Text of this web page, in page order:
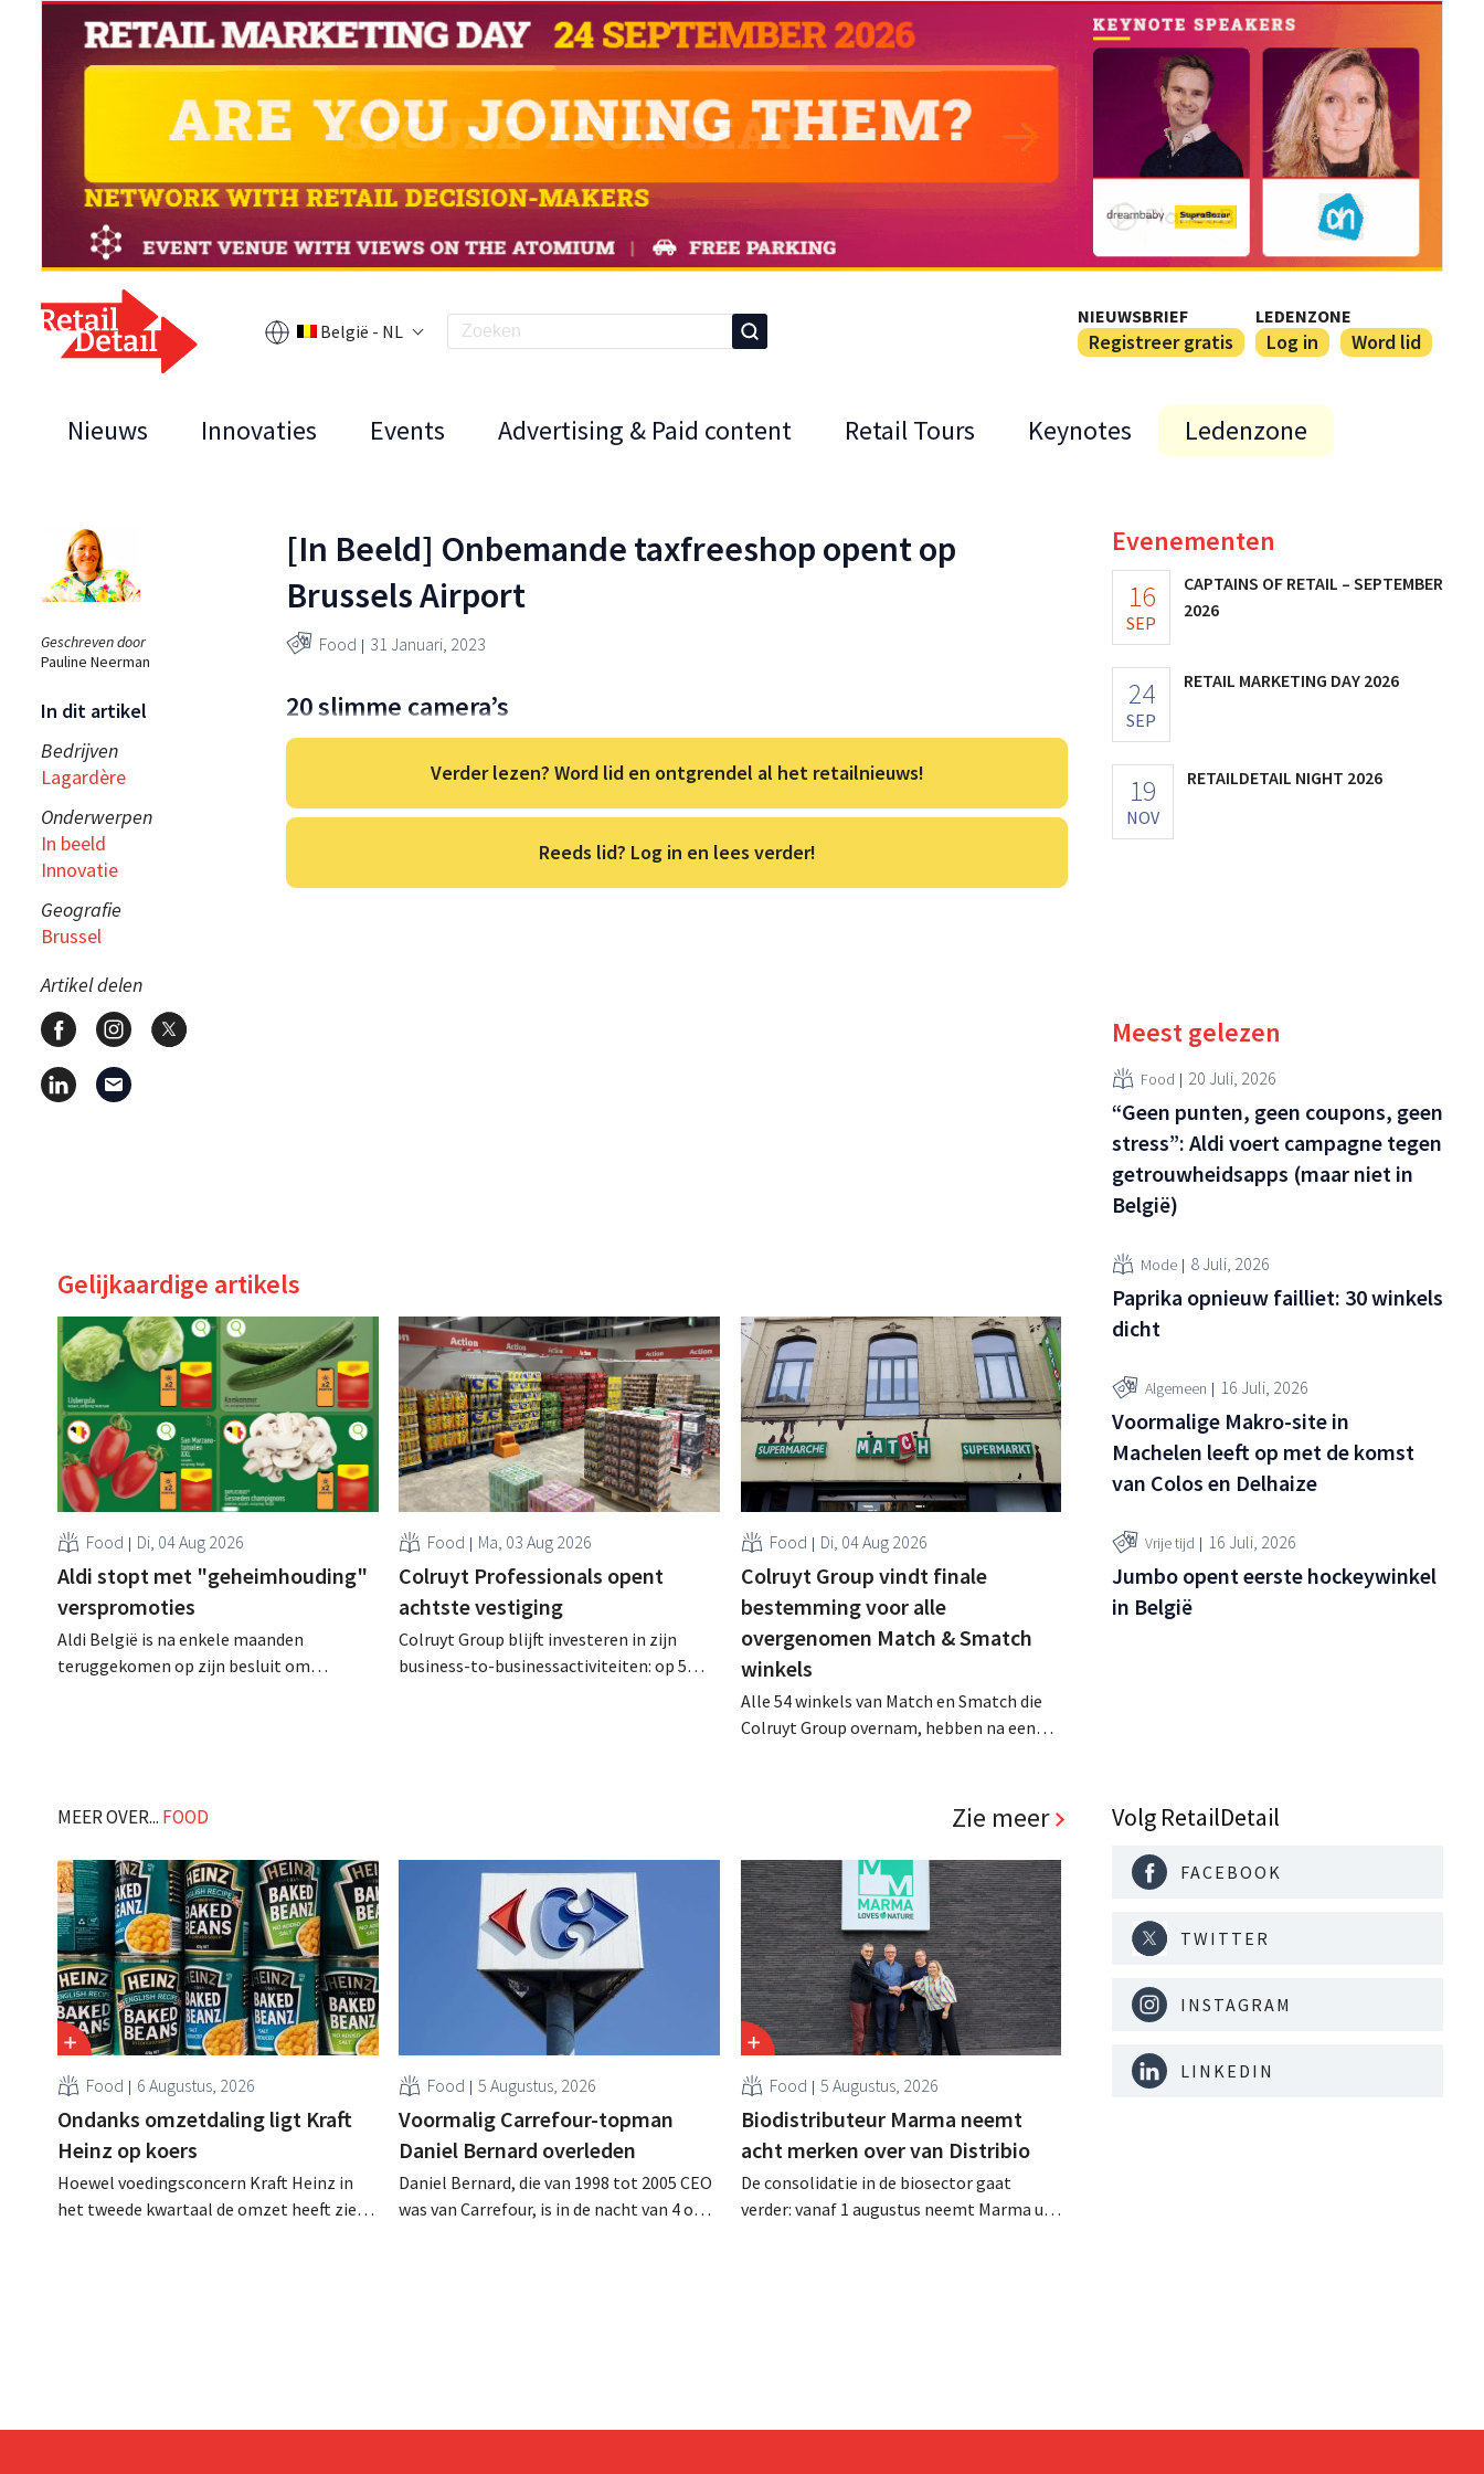
België - NL
NIEUWSBRIEF
Registreer gratis
LEDENZONE
Log in Word lid
Nieuws Innovaties Events Advertising & Paid content Retail Tours Keynotes Ledenzone
Geschreven door
Pauline Neerman
In dit artikel
Bedrijven
Lagardère
Onderwerpen
In beeld
Innovatie
Geografie
Brussel
Artikel delen
[In Beeld] Onbemande taxfreeshop opent op
Brussels Airport
Food 31 Januari, 2023
20 slimme camera’s
Verder lezen? Word lid en ontgrendel al het retailnieuws!
Reeds lid? Log in en lees verder!
Gelijkaardige artikels
Food Di, 04 Aug 2026
Aldi stopt met "geheimhouding"
verspromoties
Aldi België is na enkele maanden
teruggekomen op zijn besluit om
Food Ma, 03 Aug 2026
Colruyt Professionals opent
achtste vestiging
Colruyt Group blijft investeren in zijn
business-to-businessactiviteiten: op 5
Food Di, 04 Aug 2026
Colruyt Group vindt finale
bestemming voor alle
overgenomen Match & Smatch
winkels
Alle 54 winkels van Match en Smatch die
Colruyt Group overnam, hebben na een
die bestemming voor sommige panden
MEER OVER... FOOD Zie meer
Food 6 Augustus, 2026
Ondanks omzetdaling ligt Kraft
Heinz op koers
Hoewel voedingsconcern Kraft Heinz in
het tweede kwartaal de omzet heeft zien
Food 5 Augustus, 2026
Voormalig Carrefour-topman
Daniel Bernard overleden
Daniel Bernard, die van 1998 tot 2005 CEO
was van Carrefour, is in de nacht van 4 op 5
Food 5 Augustus, 2026
Biodistributeur Marma neemt
acht merken over van Distribio
De consolidatie in de biosector gaat
verder: vanaf 1 augustus neemt Marma uit
Evenementen
16
SEP
CAPTAINS OF RETAIL – SEPTEMBER
2026
24
SEP
RETAIL MARKETING DAY 2026
19
NOV
RETAILDETAIL NIGHT 2026
Meest gelezen
Food 20 Juli, 2026
“Geen punten, geen coupons, geen
stress”: Aldi voert campagne tegen
getrouwheidsapps (maar niet in
België)
Mode 8 Juli, 2026
Paprika opnieuw failliet: 30 winkels
dicht
Algemeen 16 Juli, 2026
Voormalige Makro-site in
Machelen leeft op met de komst
van Colos en Delhaize
Vrije tijd 16 Juli, 2026
Jumbo opent eerste hockeywinkel
in België
Volg RetailDetail
FACEBOOK
TWITTER
INSTAGRAM
LINKEDIN